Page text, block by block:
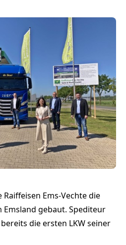
Ems-Vechte die
Emsland gebaut. Spediteur
die ersten LKW seiner